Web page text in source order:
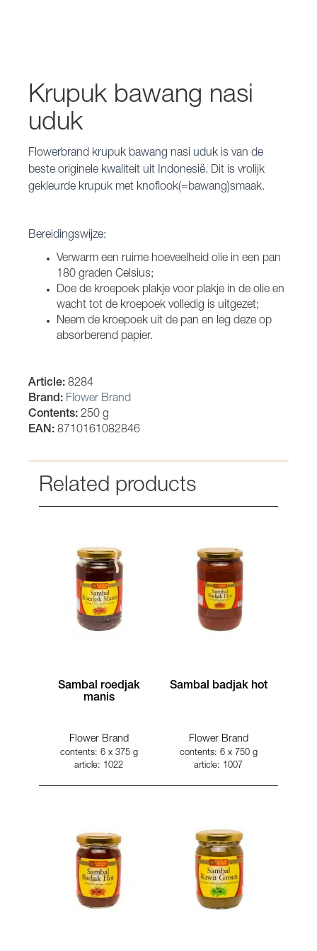
Krupuk bawang nasi
uduk
Flowerbrand krupuk bawang nasi uduk is van de
beste originele kwaliteit uit Indonesië. Dit is vrolijk
gekleurde krupuk met knoflook(=bawang)smaak.
Bereidingswijze:
Verwarm een ruime hoeveelheid olie in een pan
180 graden Celsius;
Doe de kroepoek plakje voor plakje in de olie en
wacht tot de kroepoek volledig is uitgezet;
Neem de kroepoek uit de pan en leg deze op
absorberend papier.
Article: 8284
Brand: Flower Brand
Contents: 250 g
EAN: 8710161082846
Related products
Sambal roedjak
manis
Flower Brand
contents: 6 x 375 g
article: 1022
Sambal badjak hot
Flower Brand
contents: 6 x 750 g
article: 1007